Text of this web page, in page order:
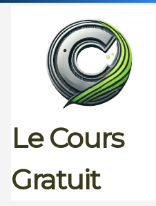
Le Cours
Gratuit